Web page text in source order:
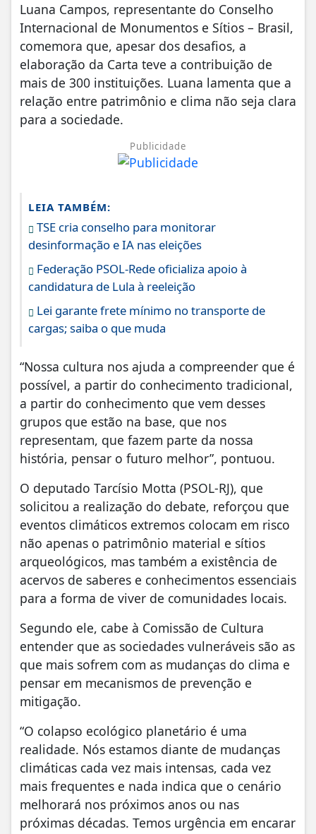
Luana Campos, representante do Conselho
Internacional de Monumentos e Sítios – Brasil,
comemora que, apesar dos desafios, a
elaboração da Carta teve a contribuição de
mais de 300 instituições. Luana lamenta que a
relação entre patrimônio e clima não seja clara
para a sociedade.
Publicidade
LEIA TAMBÉM:
TSE cria conselho para monitorar
desinformação e IA nas eleições
Federação PSOL-Rede oficializa apoio à
candidatura de Lula à reeleição
Lei garante frete mínimo no transporte de
cargas; saiba o que muda
“Nossa cultura nos ajuda a compreender que é
possível, a partir do conhecimento tradicional,
a partir do conhecimento que vem desses
grupos que estão na base, que nos
representam, que fazem parte da nossa
história, pensar o futuro melhor”, pontuou.
O deputado Tarcísio Motta (PSOL-RJ), que
solicitou a realização do debate, reforçou que
eventos climáticos extremos colocam em risco
não apenas o patrimônio material e sítios
arqueológicos, mas também a existência de
acervos de saberes e conhecimentos essenciais
para a forma de viver de comunidades locais.
Segundo ele, cabe à Comissão de Cultura
entender que as sociedades vulneráveis são as
que mais sofrem com as mudanças do clima e
pensar em mecanismos de prevenção e
mitigação.
“O colapso ecológico planetário é uma
realidade. Nós estamos diante de mudanças
climáticas cada vez mais intensas, cada vez
mais frequentes e nada indica que o cenário
melhorará nos próximos anos ou nas
próximas décadas. Temos urgência em encarar